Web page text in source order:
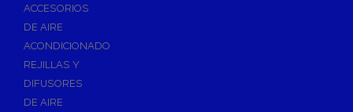
Termometros
Otros accesorios de calefacción
Accesorios de Radiadores
Tapones, purgadores y accesorios para radiador
Soportes para Radiadores
ACCESORIOS
DE AIRE
ACONDICIONADO
REJILLAS Y
DIFUSORES
DE AIRE